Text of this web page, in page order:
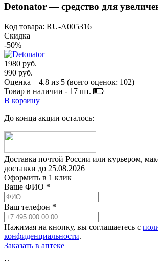
Detonator — средство для
Код товара: RU-A005316
Скидка
-50%
1980 руб.
990 руб.
Оценка – 4.8 из 5 (всего оценок: 102)
Товар в наличии - 17 шт.
В корзину
До конца акции осталось:
Доставка почтой России или курьером,
доставки до 25.08.2026
Оформить в 1 клик
Ваше ФИО *
Ваш телефон *
Нажимая на кнопку, вы соглашаетесь с
конфиденциальности.
Заказать в аптеке